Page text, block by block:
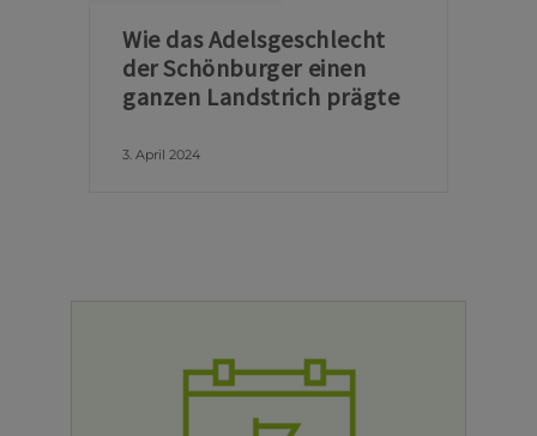
Wie das Adelsgeschlecht
der Schönburger einen
ganzen Landstrich prägte
3. April 2024